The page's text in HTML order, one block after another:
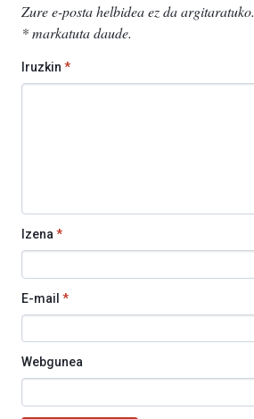
Zure e-posta helbidea ez da argitaratuko.
*markatuta daude.
Iruzkin *
Izena*
E-mail *
Webgunea